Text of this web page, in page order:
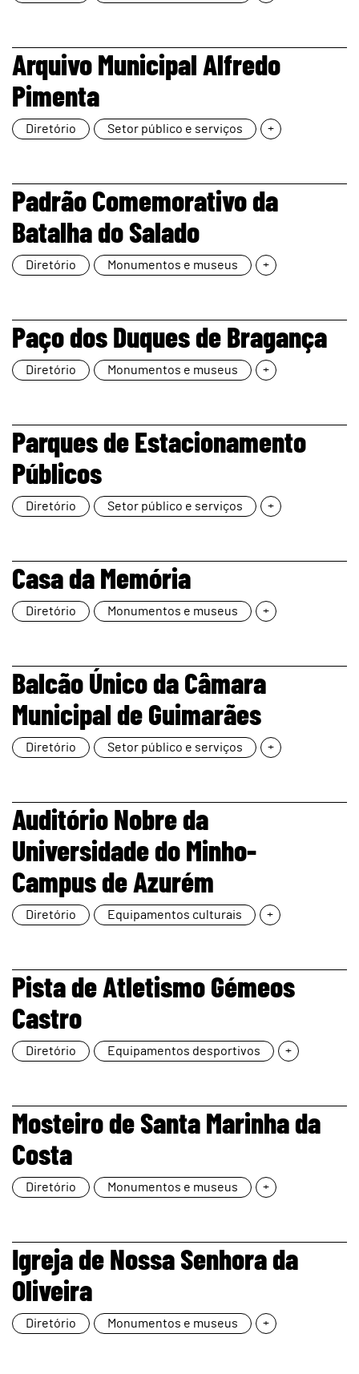
page
Arquivo Municipal Alfredo
Pimenta
Diretório Setor público e serviços +
page
Padrão Comemorativo da
Batalha do Salado
Diretório Monumentos e museus +
page
Paço dos Duques de Bragança
Diretório Monumentos e museus +
page
Parques de Estacionamento
Públicos
Diretório Setor público e serviços +
page
Casa da Memória
Diretório Monumentos e museus +
page
Balcão Único da Câmara
Municipal de Guimarães
Diretório Setor público e serviços +
page
Auditório Nobre da
Universidade do Minho-
Campus de Azurém
Diretório Equipamentos culturais +
page
Pista de Atletismo Gémeos
Castro
Diretório Equipamentos desportivos +
page
Mosteiro de Santa Marinha da
Costa
Diretório Monumentos e museus +
page
Igreja de Nossa Senhora da
Oliveira
Diretório Monumentos e museus +